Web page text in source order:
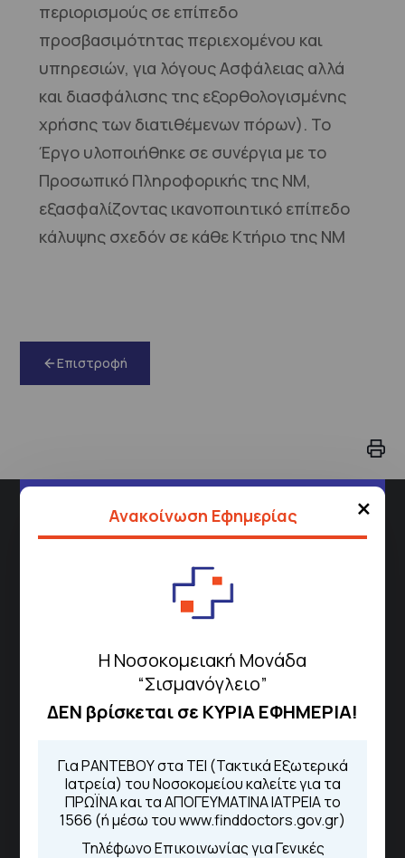
×
Ανακοίνωση Εφημερίας
Η Νοσοκομειακή Μονάδα
“Σισμανόγλειο”
ΔΕΝ βρίσκεται σε ΚΥΡΙΑ ΕΦΗΜΕΡΙΑ!
Για ΡΑΝΤΕΒΟΥ στα ΤΕΙ (Τακτικά Εξωτερικά
Ιατρεία) του Νοσοκομείου καλείτε για τα
ΠΡΩΪΝΑ και τα ΑΠΟΓΕΥΜΑΤΙΝΑ ΙΑΤΡΕΙΑ το
1566 (ή μέσω του www.finddoctors.gov.gr)
Τηλέφωνο Επικοινωνίας για Γενικές
περιορισμούς σε επίπεδο
προσβασιμότητας περιεχομένου και
υπηρεσιών, για λόγους Ασφάλειας αλλά
και διασφάλισης της εξορθολογισμένης
χρήσης των διατιθέμενων πόρων). Το
Έργο υλοποιήθηκε σε συνέργια με το
Προσωπικό Πληροφορικής της ΝΜ,
εξασφαλίζοντας ικανοποιητικό επίπεδο
κάλυψης σχεδόν σε κάθε Κτήριο της ΝΜ
Επιστροφή
Διεύθυνση
Σισμανόγλειου 1,
Μαρούσι 151 26,
Περιοχής
Πως να έρθετε με ΜΜΜ
Τηλέφωνα για Ραντεβού
Για τα πρωινά και τα απογευματινά
ιατρεία:
Από τον ιστότοποeΡαντεβού
Καλώντας στην φωνητική πύλη του